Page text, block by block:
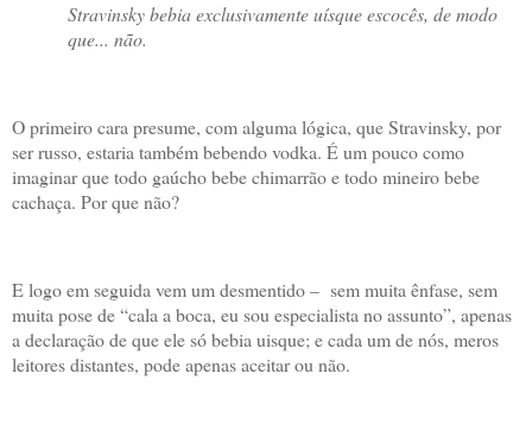
Stravinsky bebia exclusivamente uísque escocês, de modo
que... não.
O primeiro cara presume, com alguma lógica, que Stravinsky, por
ser russo, estaria também bebendo vodka. É um pouco como
imaginar que todo gaúcho bebe chimarrão e todo mineiro bebe
cachaça. Por que não?
E logo em seguida vem um desmentido – sem muita ênfase, sem
muita pose de “cala a boca, eu sou especialista no assunto”, apenas
a declaração de que ele só bebia uisque; e cada um de nós, meros
leitores distantes, pode apenas aceitar ou não.